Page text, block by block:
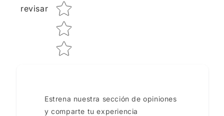
revisar
Estrena nuestra sección de opiniones
y comparte tu experiencia